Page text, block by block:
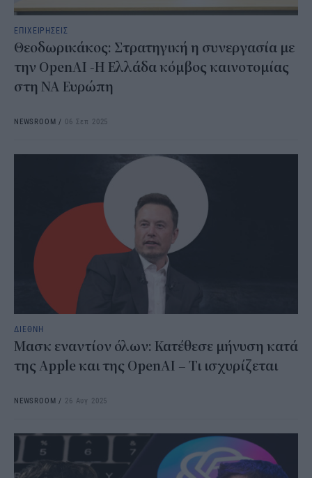
ΕΠΙΧΕΙΡΗΣΕΙΣ
Θεοδωρικάκος: Στρατηγική η συνεργασία με
την OpenAI -Η Ελλάδα κόμβος καινοτομίας
στη ΝΑ Ευρώπη
NEWSROOM / 06 Σεπ 2025
ΔΙΕΘΝΗ
Μασκ εναντίον όλων: Κατέθεσε μήνυση κατά
της Apple και της OpenAI – Τι ισχυρίζεται
NEWSROOM / 26 Αυγ 2025